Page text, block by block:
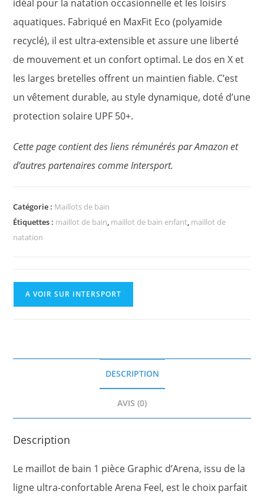
idéal pour la natation occasionnelle et les loisirs
aquatiques. Fabriqué en MaxFit Eco (polyamide
recyclé), il est ultra-extensible et assure une liberté
de mouvement et un confort optimal. Le dos en X et
les larges bretelles offrent un maintien fiable. C’est
un vêtement durable, au style dynamique, doté d’une
protection solaire UPF 50+.
Cette page contient des liens rémunérés par Amazon et
d’autres partenaires comme Intersport.
Catégorie : Maillots de bain
Étiquettes : maillot de bain, maillot de bain enfant, maillot de
natation
A VOIR SUR INTERSPORT
DESCRIPTION
AVIS (0)
Description
Le maillot de bain 1 pièce Graphic d’Arena, issu de la
ligne ultra-confortable Arena Feel, est le choix parfait